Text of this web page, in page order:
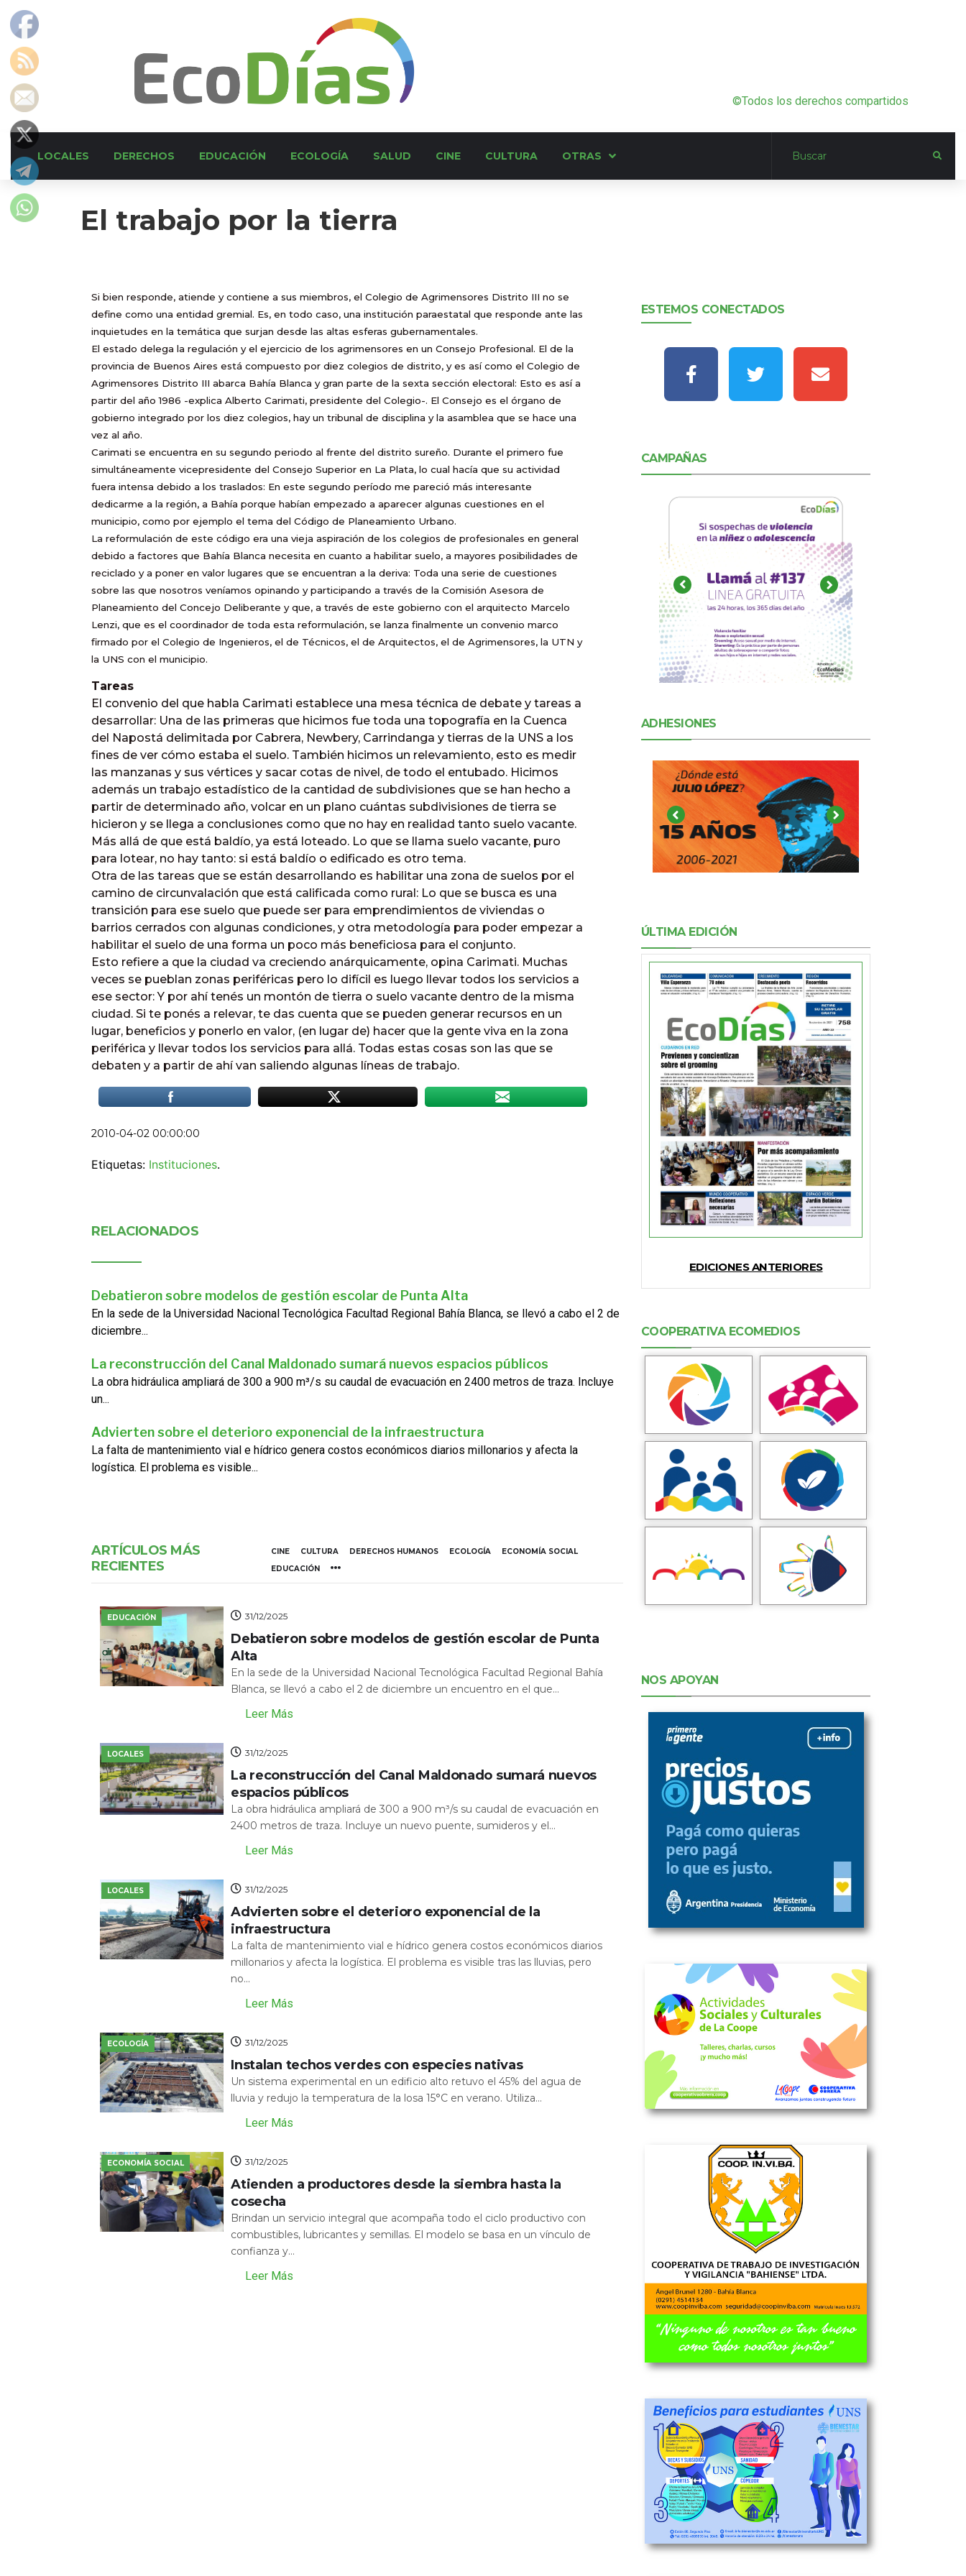
©Todos los derechos compartidos
LOCALES DERECHOS EDUCACIÓN ECOLOGÍA SALUD CINE CULTURA OTRAS
El trabajo por la tierra
Si bien responde, atiende y contiene a sus miembros, el Colegio de Agrimensores Distrito III no se
define como una entidad gremial. Es, en todo caso, una institución paraestatal que responde ante las
inquietudes en la temática que surjan desde las altas esferas gubernamentales.
El estado delega la regulación y el ejercicio de los agrimensores en un Consejo Profesional. El de la
provincia de Buenos Aires está compuesto por diez colegios de distrito, y es así como el Colegio de
Agrimensores Distrito III abarca Bahía Blanca y gran parte de la sexta sección electoral: Esto es así a
partir del año 1986 -explica Alberto Carimati, presidente del Colegio-. El Consejo es el órgano de
gobierno integrado por los diez colegios, hay un tribunal de disciplina y la asamblea que se hace una
vez al año.
Carimati se encuentra en su segundo periodo al frente del distrito sureño. Durante el primero fue
simultáneamente vicepresidente del Consejo Superior en La Plata, lo cual hacía que su actividad
fuera intensa debido a los traslados: En este segundo período me pareció más interesante
dedicarme a la región, a Bahía porque habían empezado a aparecer algunas cuestiones en el
municipio, como por ejemplo el tema del Código de Planeamiento Urbano.
La reformulación de este código era una vieja aspiración de los colegios de profesionales en general
debido a factores que Bahía Blanca necesita en cuanto a habilitar suelo, a mayores posibilidades de
reciclado y a poner en valor lugares que se encuentran a la deriva: Toda una serie de cuestiones
sobre las que nosotros veníamos opinando y participando a través de la Comisión Asesora de
Planeamiento del Concejo Deliberante y que, a través de este gobierno con el arquitecto Marcelo
Lenzi, que es el coordinador de toda esta reformulación, se lanza finalmente un convenio marco
firmado por el Colegio de Ingenieros, el de Técnicos, el de Arquitectos, el de Agrimensores, la UTN y
la UNS con el municipio.
Tareas
El convenio del que habla Carimati establece una mesa técnica de debate y tareas a
desarrollar: Una de las primeras que hicimos fue toda una topografía en la Cuenca
del Napostá delimitada por Cabrera, Newbery, Carrindanga y tierras de la UNS a los
fines de ver cómo estaba el suelo. También hicimos un relevamiento, esto es medir
las manzanas y sus vértices y sacar cotas de nivel, de todo el entubado. Hicimos
además un trabajo estadístico de la cantidad de subdivisiones que se han hecho a
partir de determinado año, volcar en un plano cuántas subdivisiones de tierra se
hicieron y se llega a conclusiones como que no hay en realidad tanto suelo vacante.
Más allá de que está baldío, ya está loteado. Lo que se llama suelo vacante, puro
para lotear, no hay tanto: si está baldío o edificado es otro tema.
Otra de las tareas que se están desarrollando es habilitar una zona de suelos por el
camino de circunvalación que está calificada como rural: Lo que se busca es una
transición para ese suelo que puede ser para emprendimientos de viviendas o
barrios cerrados con algunas condiciones, y otra metodología para poder empezar a
habilitar el suelo de una forma un poco más beneficiosa para el conjunto.
Esto refiere a que la ciudad va creciendo anárquicamente, opina Carimati. Muchas
veces se pueblan zonas periféricas pero lo difícil es luego llevar todos los servicios a
ese sector: Y por ahí tenés un montón de tierra o suelo vacante dentro de la misma
ciudad. Si te ponés a relevar, te das cuenta que se pueden generar recursos en un
lugar, beneficios y ponerlo en valor, (en lugar de) hacer que la gente viva en la zona
periférica y llevar todos los servicios para allá. Todas estas cosas son las que se
debaten y a partir de ahí van saliendo algunas líneas de trabajo.
2010-04-02 00:00:00
Etiquetas: Instituciones.
RELACIONADOS
Debatieron sobre modelos de gestión escolar de Punta Alta
En la sede de la Universidad Nacional Tecnológica Facultad Regional Bahía Blanca, se llevó a cabo el 2 de
diciembre...
La reconstrucción del Canal Maldonado sumará nuevos espacios públicos
La obra hidráulica ampliará de 300 a 900 m³/s su caudal de evacuación en 2400 metros de traza. Incluye
un...
Advierten sobre el deterioro exponencial de la infraestructura
La falta de mantenimiento vial e hídrico genera costos económicos diarios millonarios y afecta la
logística. El problema es visible...
ARTÍCULOS MÁS
RECIENTES
CINE CULTURA DERECHOS HUMANOS ECOLOGÍA
ECONOMÍA SOCIAL
EDUCACIÓN
EDUCACIÓN 31/12/2025
Debatieron sobre modelos de gestión escolar de Punta
Alta
En la sede de la Universidad Nacional Tecnológica Facultad Regional Bahía
Blanca, se llevó a cabo el 2 de diciembre un encuentro en el que...
Leer Más
LOCALES 31/12/2025
La reconstrucción del Canal Maldonado sumará nuevos
espacios públicos
La obra hidráulica ampliará de 300 a 900 m³/s su caudal de evacuación en
2400 metros de traza. Incluye un nuevo puente, sumideros y el...
Leer Más
LOCALES 31/12/2025
Advierten sobre el deterioro exponencial de la
infraestructura
La falta de mantenimiento vial e hídrico genera costos económicos diarios
millonarios y afecta la logística. El problema es visible tras las lluvias, pero
no...
Leer Más
ECOLOGÍA 31/12/2025
Instalan techos verdes con especies nativas
Un sistema experimental en un edificio alto retuvo el 45% del agua de
lluvia y redujo la temperatura de la losa 15°C en verano. Utiliza...
Leer Más
ECONOMÍA SOCIAL 31/12/2025
Atienden a productores desde la siembra hasta la
cosecha
Brindan un servicio integral que acompaña todo el ciclo productivo con
combustibles, lubricantes y semillas. El modelo se basa en un vínculo de
confianza y...
Leer Más
ESTEMOS CONECTADOS
CAMPAÑAS
ADHESIONES
ÚLTIMA EDICIÓN
EDICIONES ANTERIORES
COOPERATIVA ECOMEDIOS
NOS APOYAN